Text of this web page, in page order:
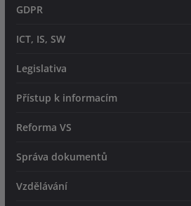
GDPR
ICT, IS, SW
Legislativa
Přístup k informacím
Reforma VS
Správa dokumentů
Vzdělávání